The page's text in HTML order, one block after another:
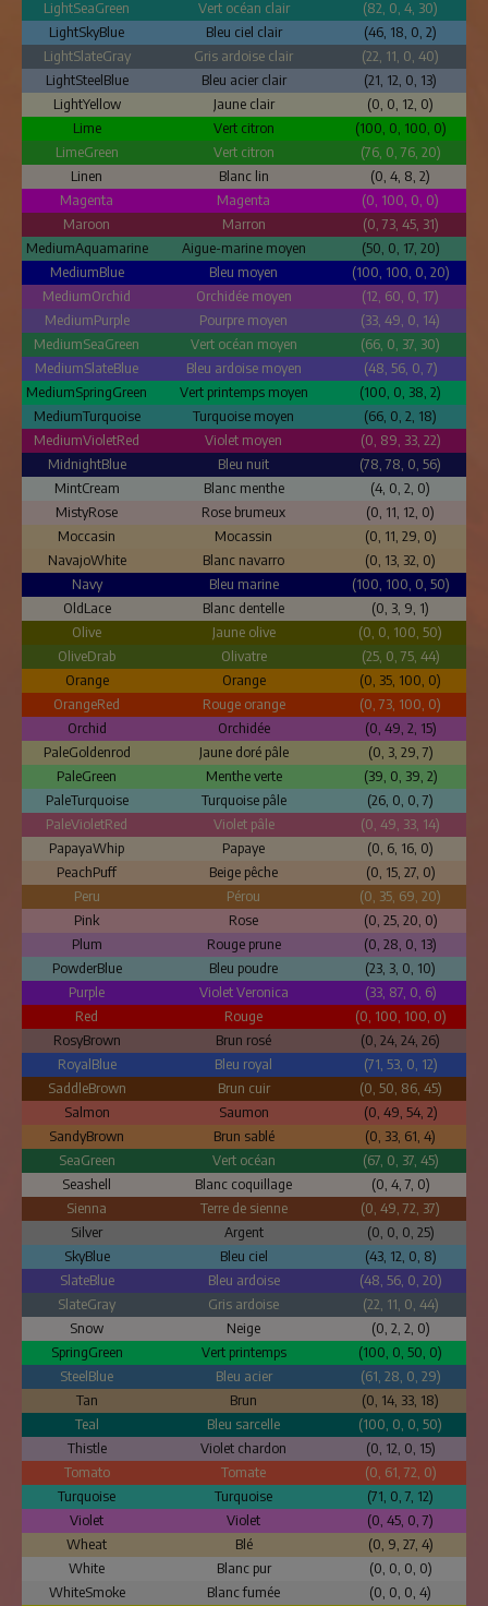
LightSeaGreen
Vert océan clair
(82, 0, 4, 30)
LightSkyBlue
Bleu ciel clair
(46, 18, 0, 2)
LightSlateGray
Gris ardoise clair
(22, 11, 0, 40)
LightSteelBlue
Bleu acier clair
(21, 12, 0, 13)
LightYellow
Jaune clair
(0, 0, 12, 0)
Lime
Vert citron
(100, 0, 100, 0)
LimeGreen
Vert citron
(76, 0, 76, 20)
Linen
Blanc lin
(0, 4, 8, 2)
Magenta
Magenta
(0, 100, 0, 0)
Maroon
Marron
(0, 73, 45, 31)
MediumAquamarine
Aigue-marine moyen
(50, 0, 17, 20)
MediumBlue
Bleu moyen
(100, 100, 0, 20)
MediumOrchid
Orchidée moyen
(12, 60, 0, 17)
MediumPurple
Pourpre moyen
(33, 49, 0, 14)
MediumSeaGreen
Vert océan moyen
(66, 0, 37, 30)
MediumSlateBlue
Bleu ardoise moyen
(48, 56, 0, 7)
MediumSpringGreen
Vert printemps moyen
(100, 0, 38, 2)
MediumTurquoise
Turquoise moyen
(66, 0, 2, 18)
MediumVioletRed
Violet moyen
(0, 89, 33, 22)
MidnightBlue
Bleu nuit
(78, 78, 0, 56)
MintCream
Blanc menthe
(4, 0, 2, 0)
MistyRose
Rose brumeux
(0, 11, 12, 0)
Moccasin
Mocassin
(0, 11, 29, 0)
NavajoWhite
Blanc navarro
(0, 13, 32, 0)
Navy
Bleu marine
(100, 100, 0, 50)
OldLace
Blanc dentelle
(0, 3, 9, 1)
Olive
Jaune olive
(0, 0, 100, 50)
OliveDrab
Olivatre
(25, 0, 75, 44)
Orange
Orange
(0, 35, 100, 0)
OrangeRed
Rouge orange
(0, 73, 100, 0)
Orchid
Orchidée
(0, 49, 2, 15)
PaleGoldenrod
Jaune doré pâle
(0, 3, 29, 7)
PaleGreen
Menthe verte
(39, 0, 39, 2)
PaleTurquoise
Turquoise pâle
(26, 0, 0, 7)
PaleVioletRed
Violet pâle
(0, 49, 33, 14)
PapayaWhip
Papaye
(0, 6, 16, 0)
PeachPuff
Beige pêche
(0, 15, 27, 0)
Peru
Pérou
(0, 35, 69, 20)
Pink
Rose
(0, 25, 20, 0)
Plum
Rouge prune
(0, 28, 0, 13)
PowderBlue
Bleu poudre
(23, 3, 0, 10)
Purple
Violet Veronica
(33, 87, 0, 6)
Red
Rouge
(0, 100, 100, 0)
RosyBrown
Brun rosé
(0, 24, 24, 26)
RoyalBlue
Bleu royal
(71, 53, 0, 12)
SaddleBrown
Brun cuir
(0, 50, 86, 45)
Salmon
Saumon
(0, 49, 54, 2)
SandyBrown
Brun sablé
(0, 33, 61, 4)
SeaGreen
Vert océan
(67, 0, 37, 45)
Seashell
Blanc coquillage
(0, 4, 7, 0)
Sienna
Terre de sienne
(0, 49, 72, 37)
Silver
Argent
(0, 0, 0, 25)
SkyBlue
Bleu ciel
(43, 12, 0, 8)
SlateBlue
Bleu ardoise
(48, 56, 0, 20)
SlateGray
Gris ardoise
(22, 11, 0, 44)
Snow
Neige
(0, 2, 2, 0)
SpringGreen
Vert printemps
(100, 0, 50, 0)
SteelBlue
Bleu acier
(61, 28, 0, 29)
Tan
Brun
(0, 14, 33, 18)
Teal
Bleu sarcelle
(100, 0, 0, 50)
Thistle
Violet chardon
(0, 12, 0, 15)
Tomato
Tomate
(0, 61, 72, 0)
Turquoise
Turquoise
(71, 0, 7, 12)
Violet
Violet
(0, 45, 0, 7)
Wheat
Blé
(0, 9, 27, 4)
White
Blanc pur
(0, 0, 0, 0)
WhiteSmoke
Blanc fumée (0, 0, 0, 4)